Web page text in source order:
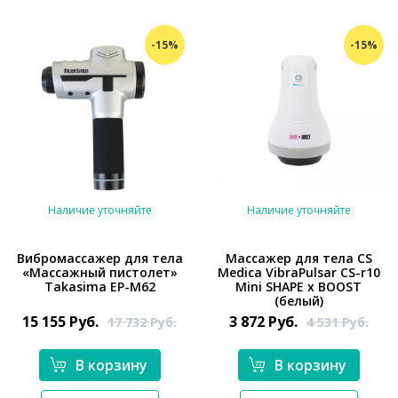
-15%
*}
Наличие уточняйте
Вибромассажер для тела
«Массажный пистолет»
Takasima EP-M62
15 155 Руб. 17 732Руб.
В корзину
-15%
*}
Наличие уточняйте
Массажер для тела CS
Medica VibraPulsar CS-r10
Mini SHAPE x BOOST
(белый)
3 872 Руб. 4 531Руб.
В корзину